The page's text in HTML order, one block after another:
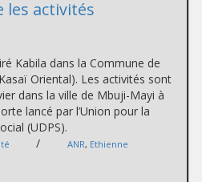
les activités
Kabila dans la Commune de
Oriental). Les activités sont
dans la ville de Mbuji-Mayi à
lancé par l’Union pour la
(UDPS).
/ ANR, Ethienne